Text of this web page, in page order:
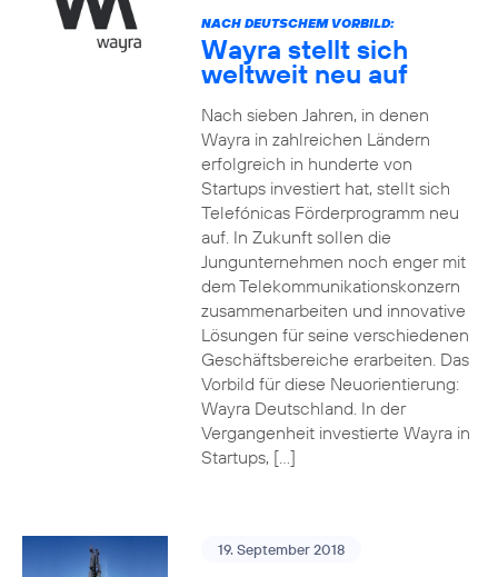
NACH DEUTSCHEM VORBILD:
Wayra stellt sich
weltweit neu auf
Nach sieben Jahren, in denen
Wayra in zahlreichen Ländern
erfolgreich in hunderte von
Startups investiert hat, stellt sich
Telefónicas Förderprogramm neu
auf. In Zukunft sollen die
Jungunternehmen noch enger mit
dem Telekommunikationskonzern
zusammenarbeiten und innovative
Lösungen für seine verschiedenen
Geschäftsbereiche erarbeiten. Das
Vorbild für diese Neuorientierung:
Wayra Deutschland. In der
Vergangenheit investierte Wayra in
Startups, […]
19. September 2018